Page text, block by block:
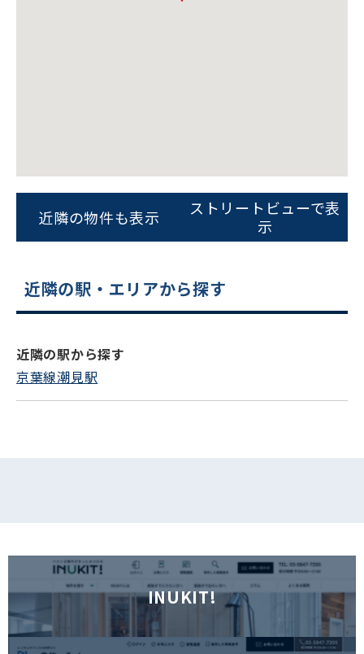
ビルコード：172272
をお伝えいただくと
スムーズにご案内できます
平日 9:00〜18:00
近隣の物件も表示
ストリートビューで表
示
近隣の駅・エリアから探す
近隣の駅から探す
京葉線潮見駅
INUKIT!